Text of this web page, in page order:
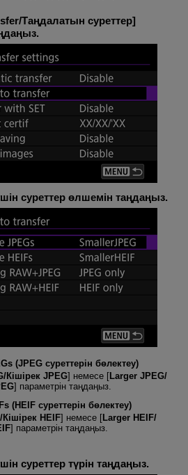
Таңдалатын суреттер]
суреттер өлшемін таңдаңыз.
(JPEG суреттерін бөлектеу)
Кішірек JPEG] немесе [Larger JPEG/
] параметрін таңдаңыз.
(HEIF суреттерін бөлектеу)
HEIF] немесе [Larger HEIF/
] параметрін таңдаңыз.
суреттер түрін таңдаңыз.